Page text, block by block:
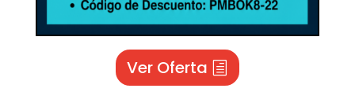
Ver Oferta